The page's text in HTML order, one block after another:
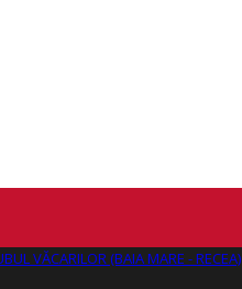
VĂCARILOR (BAIA MARE - RECEA)